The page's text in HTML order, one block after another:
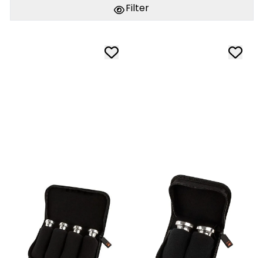
Filter